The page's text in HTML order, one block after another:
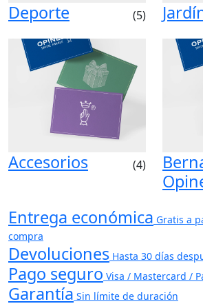
Deporte (5)
Accesorios (4)
Entrega económica Gratis a
compra
Devoluciones Hasta 30 días
Pago seguro Visa / Mastercard /
Garantía Sin límite de duración